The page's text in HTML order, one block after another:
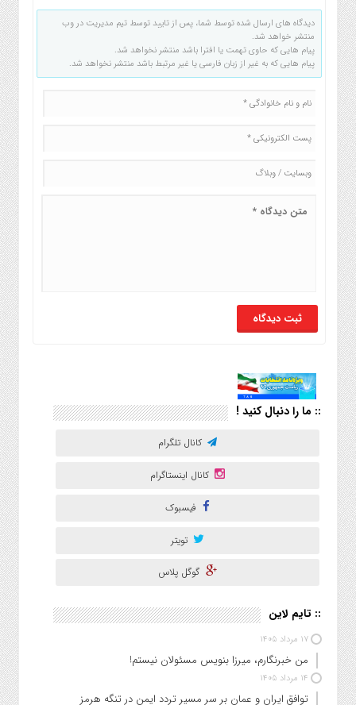
دیدگاه های ارسال شده توسط شما، پس از تایید توسط تیم مدیریت در وب
منتشر خواهد شد.
پیام هایی که حاوی تهمت یا افترا باشد منتشر نخواهد شد.
پیام هایی که به غیر از زبان فارسی یا غیر مرتبط باشد منتشر نخواهد شد.
:: ما را دنبال کنید !
کانال تلگرام
کانال اینستاگرام
فیسبوک
تویتر
گوگل پلاس
:: تایم لاین
۱۷ مرداد ۱۴۰۵
من خبرنگارم، میرزا بنویس مسئولان نیستم!
۱۴ مرداد ۱۴۰۵
توافق ایران و عمان بر سر مسیر تردد ایمن در تنگه هرمز